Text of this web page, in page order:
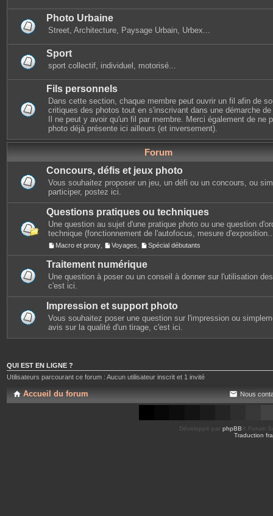
Photo Urbaine
Street, Architecture, Paysage Urbain, Urbex...
Sport
sport collectif, individuel, motorisé...
Fils personnels
Dans cette section, chaque membre peut ouvrir un fil afin de
critiques des photos tout en s'inscrivant dans une démarche
Il ne peut y avoir qu'un fil par membre. Merci également de ne
photo déjà présente ici ailleurs (et inversement).
Forum
Concours, défis et jeux photo
Vous souhaitez proposer un jeu, un défi ou un concours, ou
participer, postez ici.
Questions pratiques ou techniques
Une question au sujet d'une pratique photo ou une question
technique (fonctionnement de l'autofocus, mesure
Macro et proxy Voyages Spécial débutants
Traitement numérique
Une question à poser ou un conseil à donner sur l'utilisation
c'est ici.
Impression et support photo
Vous souhaitez poser une question sur l'impression ou
avis sur la qualité d'un tirage, c'est ici.
QUI EST EN LIGNE ?
Utilisateurs parcourant ce forum : Aucun utilisateur inscrit et 1 invité
Accueil du forum Nous
Développé par phpBB ® Forum
Traduction